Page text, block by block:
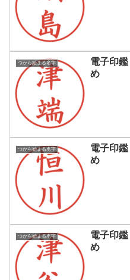
つから始まる名字
電子印
め
つから始まる名字
電子印
め
つから始まる名字
電子印
め